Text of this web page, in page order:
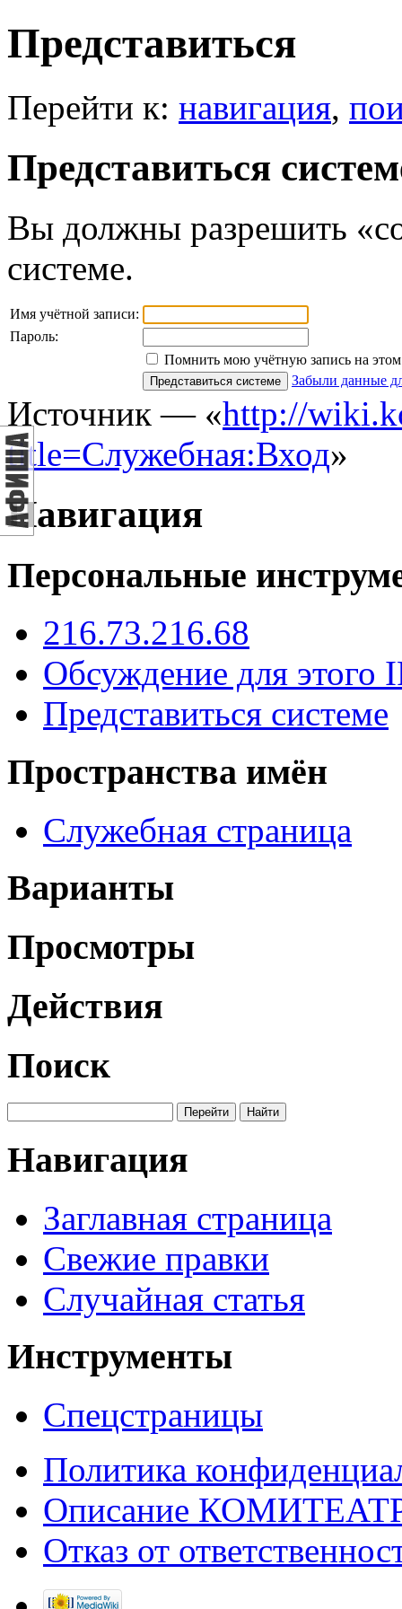
Представиться
Перейти к: навигация,
Представиться
Вы должны разрешить
системе.
Имя учётной записи:
Пароль:
Помнить мою учётную запись на
Забыли данные
Источник — «http://
title=Служебная:Вход»
Навигация
Персональные
216.73.216.68
Обсуждение для этого
Представиться системе
Пространства имён
Служебная страница
Варианты
Просмотры
Действия
Поиск
Навигация
Заглавная страница
Свежие правки
Случайная статья
Инструменты
Спецстраницы
Политика
Описание
Отказ от